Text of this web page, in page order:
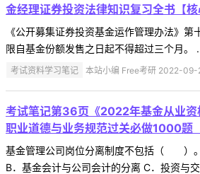
金经理证券投资法律知识复习全书【核
《公开募集证券投资基金运作管理办法》第
限自基金份额发售之日起不得超过三个月。
考试资料学习笔记 本站小编 Free考研 2022-09-
考试笔记第36页《2022年基金从业资
职业道德与业务规范过关必做1000题
基金管理公司岗位分离制度不包括（ ）
B．基金会计与公司会计的分离 C．投资与